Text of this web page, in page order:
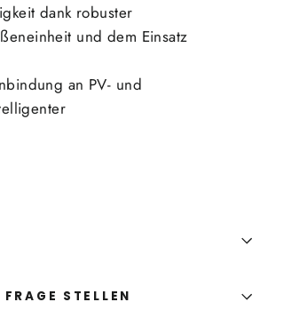
dank robuster
und dem Einsatz
an PV- und
STELLEN